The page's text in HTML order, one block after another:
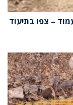
– צפו בתיעוד